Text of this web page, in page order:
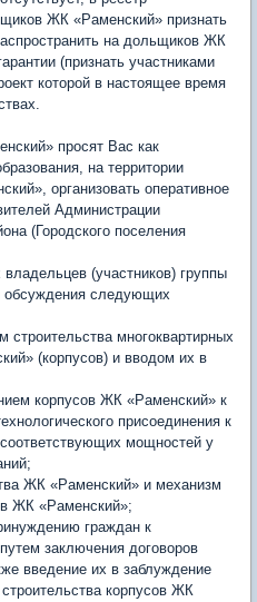
ЖК «Раменский» признать
на дольщиков ЖК
(признать участниками
которой в настоящее время
просят Вас как
на территории
организовать оперативное
Администрации
(Городского поселения
(участников) группы
обсуждения следующих
строительства многоквартирных
(корпусов) и вводом их в
корпусов ЖК «Раменский» к
присоединения к
мощностей у
ЖК «Раменский» и механизм
ЖК «Раменский»;
граждан к
заключения договоров
введение их в заблуждение
корпусов ЖК